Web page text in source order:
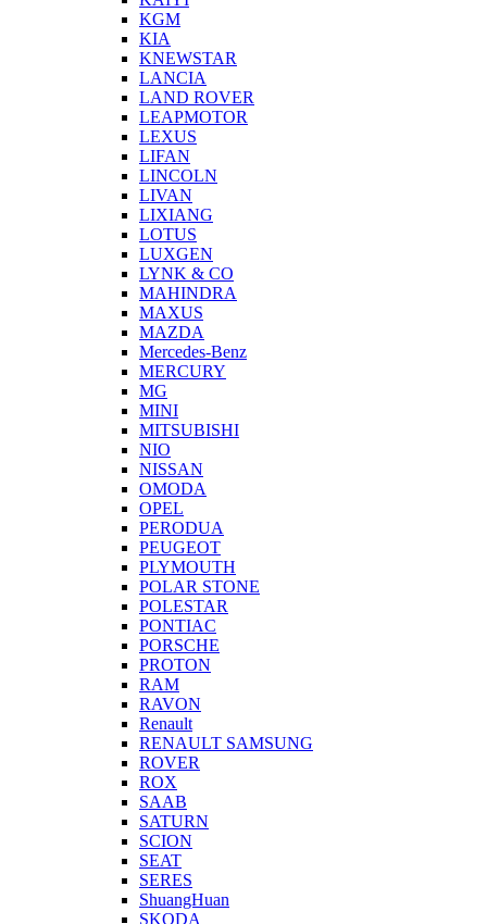
KGM
KIA
KNEWSTAR
LANCIA
LAND ROVER
LEAPMOTOR
LEXUS
LIFAN
LINCOLN
LIVAN
LIXIANG
LOTUS
LUXGEN
LYNK & CO
MAHINDRA
MAXUS
MAZDA
Mercedes-Benz
MERCURY
MG
MINI
MITSUBISHI
NIO
NISSAN
OMODA
OPEL
PERODUA
PEUGEOT
PLYMOUTH
POLAR STONE
POLESTAR
PONTIAC
PORSCHE
PROTON
RAM
RAVON
Renault
RENAULT SAMSUNG
ROVER
ROX
SAAB
SATURN
SCION
SEAT
SERES
ShuangHuan
SKODA